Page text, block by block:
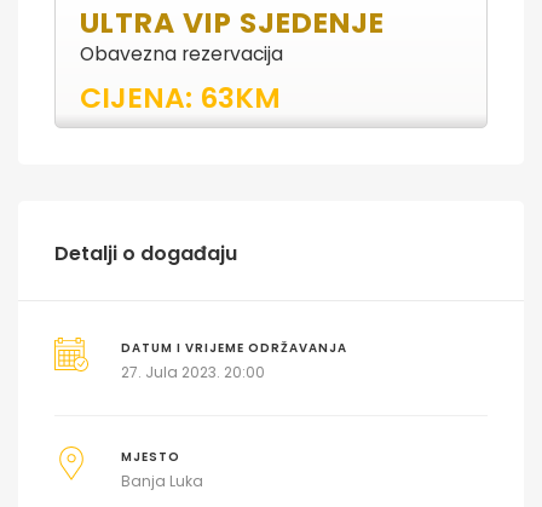
ULTRA VIP SJEDENJE
Obavezna rezervacija
CIJENA: 63KM
Detalji o događaju
DATUM I VRIJEME ODRŽAVANJA
27. Jula 2023. 20:00
MJESTO
Banja Luka